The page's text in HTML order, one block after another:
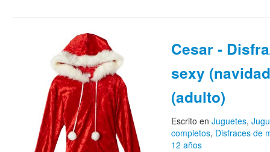
Cesar -
sexy
(adulto)
Escrito en Juguetes,
completos, Disfraces de
12 años